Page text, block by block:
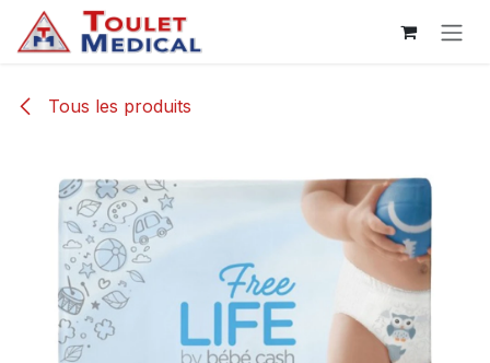
Se rendre au contenu
Tous les produits